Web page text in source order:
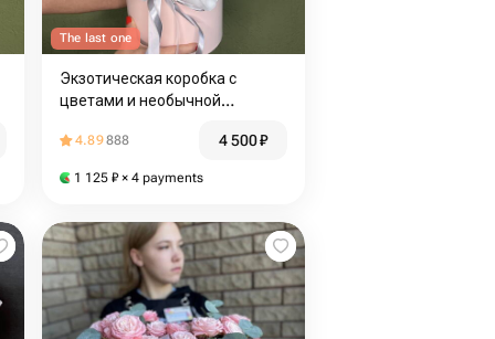
The last one
Экзотическая коробка с
цветами и необычной
4.89888 4 500₽
1 125 ₽ × 4 payments